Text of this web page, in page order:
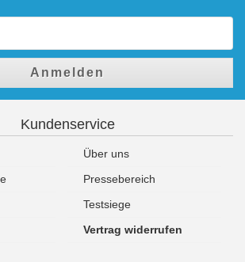
Anmelden
Kundenservice
Über uns
Pressebereich
Testsiege
Vertrag widerrufen